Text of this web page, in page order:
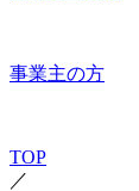
事業主の方
TOP
／